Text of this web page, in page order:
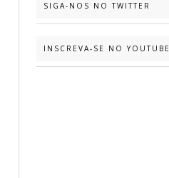
SIGA-NOS NO TWITTER
INSCREVA-SE NO YOUTUBE